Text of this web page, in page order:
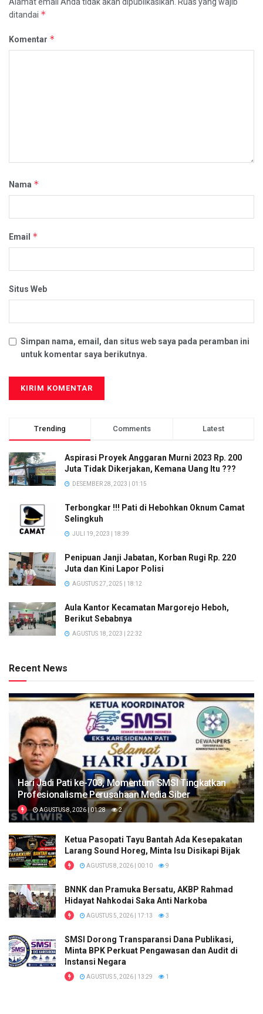
Alamat email Anda tidak akan dipublikasikan. Ruas yang wajib
ditandai *
Komentar *
Nama *
Email *
Situs Web
Simpan nama, email, dan situs web saya pada peramban ini
untuk komentar saya berikutnya.
Trending Comments Latest
Aspirasi Proyek Anggaran Murni 2023 Rp. 200
Juta Tidak Dikerjakan, Kemana Uang Itu ???
DESEMBER 28, 2023 | 01:15
Terbongkar !!! Pati di Hebohkan Oknum Camat
Selingkuh
JULI 19, 2023 | 18:39
Penipuan Janji Jabatan, Korban Rugi Rp. 220
Juta dan Kini Lapor Polisi
AGUSTUS 27, 2025 | 18:12
Aula Kantor Kecamatan Margorejo Heboh,
Berikut Sebabnya
AGUSTUS 18, 2023 | 22:32
Recent News
Hari Jadi Pati ke-703, Momentum SMSI Tingkatkan
Profesionalisme Perusahaan Media Siber
AGUSTUS 8, 2026 | 01:28 2
Ketua Pasopati Tayu Bantah Ada Kesepakatan
Larang Sound Horeg, Minta Isu Disikapi Bijak
AGUSTUS 8, 2026 | 00:10 9
BNNK dan Pramuka Bersatu, AKBP Rahmad
Hidayat Nahkodai Saka Anti Narkoba
AGUSTUS 5, 2026 | 17:13 3
SMSI Dorong Transparansi Dana Publikasi,
Minta BPK Perkuat Pengawasan dan Audit di
Instansi Negara
AGUSTUS 5, 2026 | 13:29 1